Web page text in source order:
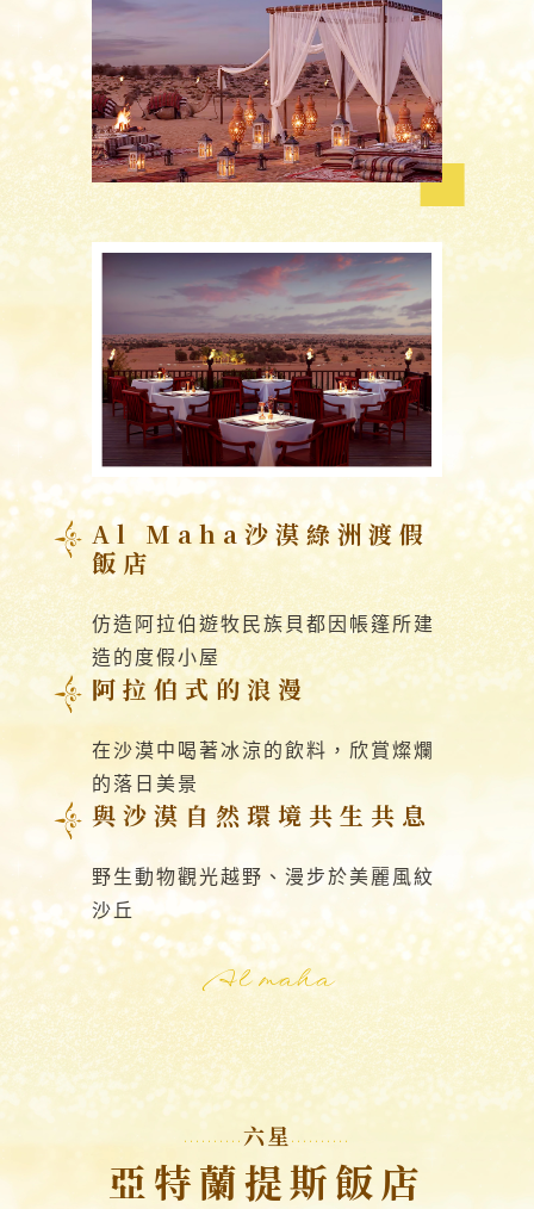
Al Maha沙漠綠洲渡假
飯店
仿造阿拉伯遊牧民族貝都因帳篷所建
造的度假小屋
阿拉伯式的浪漫
在沙漠中喝著冰涼的飲料，欣賞燦爛
的落日美景
與沙漠自然環境共生共息
野生動物觀光越野、漫步於美麗風紋
沙丘
Al maha
六星
亞特蘭提斯飯店